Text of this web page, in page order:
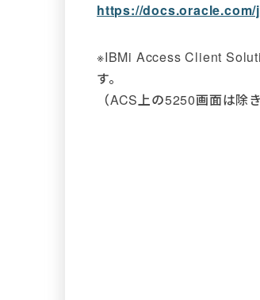
https://
※IBMi Access Client
す。
（ACS上の5250画面は除